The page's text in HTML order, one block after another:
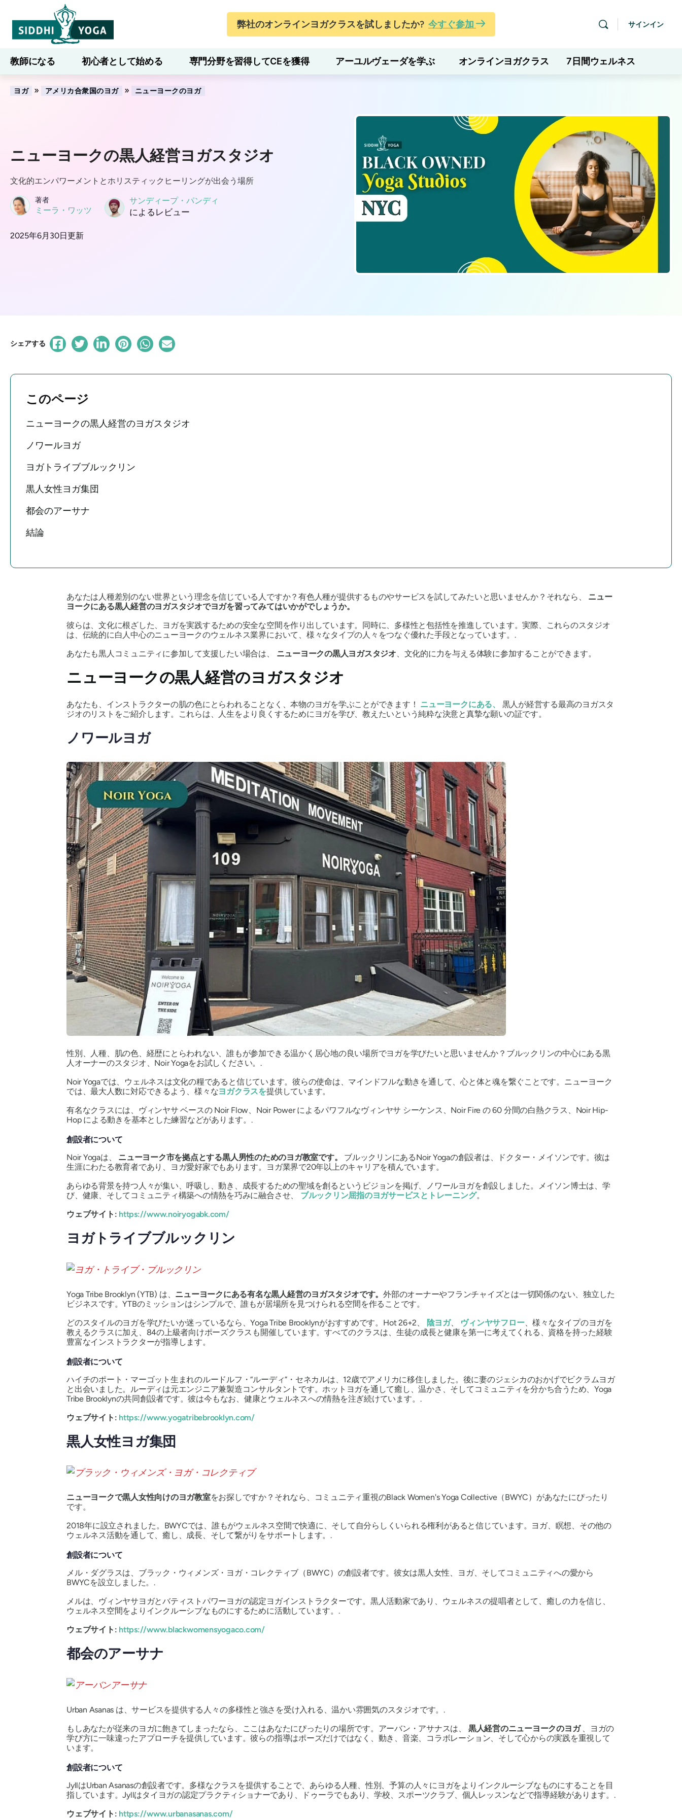
弊社のオンラインヨガクラスを試しましたか? 今すぐ参加 サインイン
教師になる 初心者として始める 専門分野を習得してCEを獲得 アーユルヴェーダを学ぶ オンラインヨガクラス 7日間ウェルネス
ブログ 学ぶ
ヨガ » アメリカ合衆国のヨガ » ニューヨークのヨガ
ニューヨークの黒人経営ヨガスタジオ
文化的エンパワーメントとホリスティックヒーリングが出会う場所
著者
ミーラ・ワッツ
サンディープ・パンディ
によるレビュー
2025年6月30日更新
シェアする
このページ
ニューヨークの黒人経営のヨガスタジオ
ノワールヨガ
ヨガトライブブルックリン
黒人女性ヨガ集団
都会のアーサナ
結論
あなたは人種差別のない世界という理念を信じている人ですか？有色人種が提供するものやサービスを試してみたいと思いませんか？それなら、
ニュー
ヨークにある黒人経営のヨガスタジオでヨガを習ってみてはいかがでしょうか。
彼らは、文化に根ざした、ヨガを実践するための安全な空間を作り出しています。同時に、多様性と包括性を推進しています。実際、これらのスタジオ
は、伝統的に白人中心のニューヨークのウェルネス業界において、様々なタイプの人々をつなぐ優れた手段となっています。.
あなたも黒人コミュニティに参加して支援したい場合は、
ニューヨークの黒人ヨガスタジオ、文化的に力を与える体験に参加することができます。
ニューヨークの黒人経営のヨガスタジオ
あなたも、インストラクターの肌の色にとらわれることなく、本物のヨガを学ぶことができます！ ニューヨークにある、
黒人が経営する最高のヨガスタ
ジオのリストをご紹介します。これらは、人生をより良くするためにヨガを学び、教えたいという純粋な決意と真摯な願いの証です。
ノワールヨガ
性別、人種、肌の色、経歴にとらわれない、誰もが参加できる温かく居心地の良い場所でヨガを学びたいと思いませんか？ブルックリンの中心にある黒
人オーナーのスタジオ、Noir Yogaをお試しください。.
Noir Yogaでは、ウェルネスは文化の糧であると信じています。彼らの使命は、マインドフルな動きを通して、心と体と魂を繋ぐことです。ニューヨーク
では、最大人数に対応できるよう、様々なヨガクラスを提供しています。
有名なクラスには、ヴィンヤサ ベースの Noir Flow、Noir Power によるパワフルなヴィンヤサ シーケンス、Noir Fire の 60 分間の白熱クラス、Noir Hip-
Hop による動きを基本とした練習などがあります。.
創設者について
Noir Yogaは、 ニューヨーク市を拠点とする黒人男性のためのヨガ教室です。
ブルックリンにあるNoir Yogaの創設者は、ドクター・メイソンです。彼は
生涯にわたる教育者であり、ヨガ愛好家でもあります。ヨガ業界で20年以上のキャリアを積んでいます。
あらゆる背景を持つ人々が集い、呼吸し、動き、成長するための聖域を創るというビジョンを掲げ、ノワールヨガを創設しました。メイソン博士は、学
び、健康、そしてコミュニティ構築への情熱を巧みに融合させ、 ブルックリン屈指のヨガサービスとトレーニング。
ウェブサイト: https://www.noiryogabk.com/
ヨガトライブブルックリン
Yoga Tribe Brooklyn (YTB) は、 ニューヨークにある有名な黒人経営のヨガスタジオです。外部のオーナーやフランチャイズとは一切関係のない、独立した
ビジネスです。YTBのミッションはシンプルで、誰もが居場所を見つけられる空間を作ることです。
どのスタイルのヨガを学びたいか迷っているなら、Yoga Tribe Brooklynがおすすめです。Hot 26+2、
陰ヨガ、 ヴィンヤサフロー、様々なタイプのヨガを
教えるクラスに加え、84の上級者向けポーズクラスも開催しています。すべてのクラスは、生徒の成長と健康を第一に考えてくれる、資格を持った経験
豊富なインストラクターが指導します。
創設者について
ハイチのポート・マーゴット生まれのルードルフ・“ルーディ”・セネカルは、12歳でアメリカに移住しました。後に妻のジェシカのおかげでビクラムヨガ
と出会いました。ルーディは元エンジニア兼製造コンサルタントです。ホットヨガを通して癒し、温かさ、そしてコミュニティを分かち合うため、Yoga
Tribe Brooklynの共同創設者です。彼は今もなお、健康とウェルネスへの情熱を注ぎ続けています。.
ウェブサイト: https://www.yogatribebrooklyn.com/
黒人女性ヨガ集団
ニューヨークで黒人女性向けのヨガ教室をお探しですか？それなら、コミュニティ重視のBlack Women's Yoga Collective（BWYC）があなたにぴったり
です。
2018年に設立されました。BWYCでは、誰もがウェルネス空間で快適に、そして自分らしくいられる権利があると信じています。ヨガ、瞑想、その他の
ウェルネス活動を通して、癒し、成長、そして繋がりをサポートします。.
創設者について
メル・ダグラスは、ブラック・ウィメンズ・ヨガ・コレクティブ（BWYC）の創設者です。彼女は黒人女性、ヨガ、そしてコミュニティへの愛から
BWYCを設立しました。.
メルは、ヴィンヤサヨガとバティストパワーヨガの認定ヨガインストラクターです。黒人活動家であり、ウェルネスの提唱者として、癒しの力を信じ、
ウェルネス空間をよりインクルーシブなものにするために活動しています。.
ウェブサイト: https://www.blackwomensyogaco.com/
都会のアーサナ
Urban Asanas は、サービスを提供する人々の多様性と強さを受け入れる、温かい雰囲気のスタジオです。.
もしあなたが従来のヨガに飽きてしまったなら、ここはあなたにぴったりの場所です。アーバン・アサナスは、
黒人経営のニューヨークのヨガ
、ヨガの
学び方に一味違ったアプローチを提供しています。彼らの指導はポーズだけではなく、動き、音楽、コラボレーション、そして心からの実践を重視して
います。
創設者について
JyllはUrban Asanasの創設者です。多様なクラスを提供することで、あらゆる人種、性別、予算の人々にヨガをよりインクルーシブなものにすることを目
指しています。Jyllはタイヨガの認定プラクティショナーであり、ドゥーラでもあり、学校、スポーツクラブ、個人レッスンなどで指導経験があります。.
ウェブサイト: https://www.urbanasanas.com/